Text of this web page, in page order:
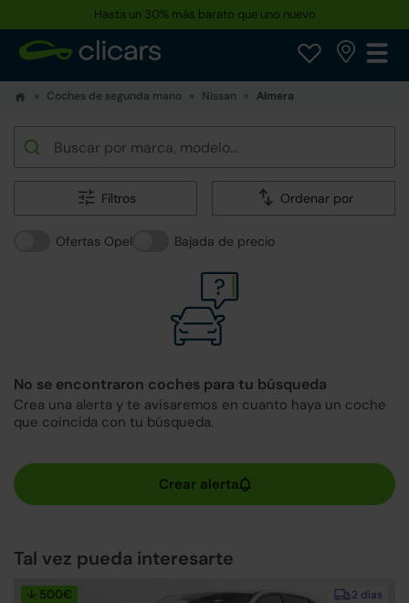
Hasta un 30% más barato que uno nuevo
Coches de segunda mano Nissan Almera
Filtros Ordenar por
Ofertas Opel Bajada de precio
No se encontraron coches para tu búsqueda
Crea una alerta y te avisaremos en cuanto haya un coche
que coincida con tu búsqueda.
Tal vez pueda interesarte
2 días
↓ 500€